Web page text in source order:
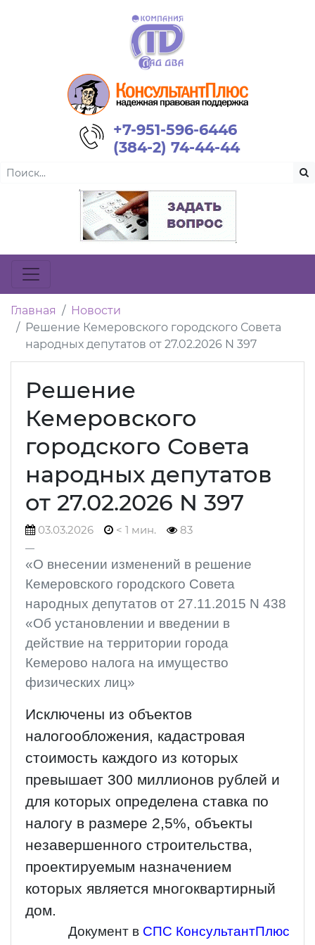
+7-951-596-6446
(384-2) 74-44-44
Главная
Новости
Решение Кемеровского городского Совета
народных депутатов от 27.02.2026 N 397
Решение
Кемеровского
городского Совета
народных депутатов
от 27.02.2026 N 397
03.03.2026 < 1 мин. 83
«О внесении изменений в решение
Кемеровского городского Совета
народных депутатов от 27.11.2015 N 438
«Об установлении и введении в
действие на территории города
Кемерово налога на имущество
физических лиц»
Исключены из объектов
налогообложения, кадастровая
стоимость каждого из которых
превышает 300 миллионов рублей и
для которых определена ставка по
налогу в размере 2,5%, объекты
незавершенного строительства,
проектируемым назначением
которых является многоквартирный
дом.
Документ в СПС КонсультантПлюс